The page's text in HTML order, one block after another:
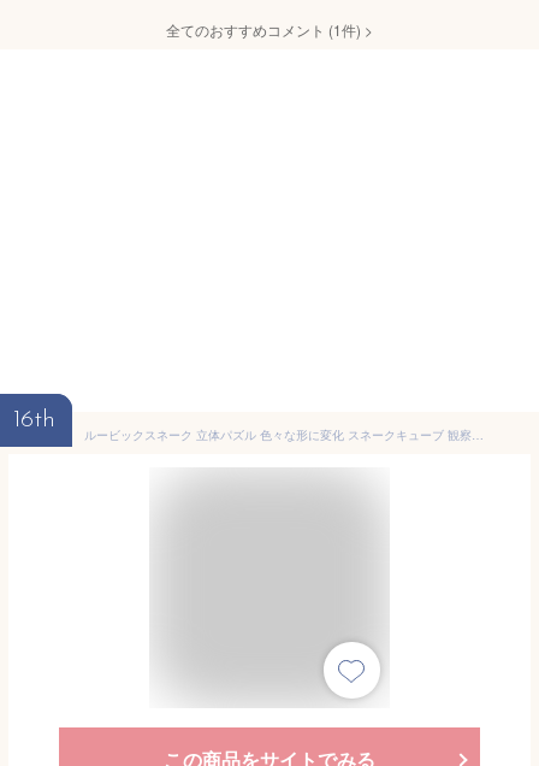
全てのおすすめコメント (1件) >
16th
ルービックスネーク 立体パズル 色々な形に変化 スネークキューブ 観察力 創造力 ツイスト 暇つぶし 大人も子供も 幾何学 JL-RUSNA48P 送料無料
この商品をサイトでみる